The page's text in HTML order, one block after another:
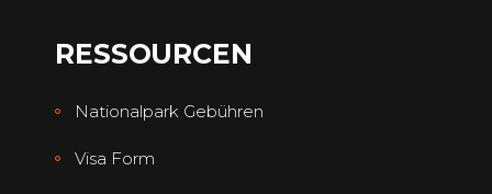
RESSOURCEN
Nationalpark Gebühren
Visa Form